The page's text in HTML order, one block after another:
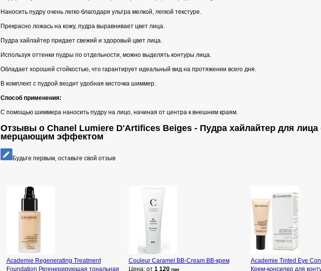
Наносить пудру очень легко благодаря ультра мелкой, легкой текстуре.
Прекрасно ложась на кожу, пудра выравнивает цвет лица.
Пудра хайлайтер придает свежий и здоровый цвет лица.
Используя оттенки пудры по отдельности, можно выделять контуры лица.
Обладает хорошей стойкостью, что гарантирует идеальный вид на протяжении всего дня.
В комплект с пудрой входит удобная кисточка шиммер.
Способ применения:
С помощью шиммера наносить пудру на лицо, начиная от центра к внешним краям.
Отзывы о Chanel Lumiere D'Artifices Beiges - Пудра хайлайтер для лица
мерцающим эффектом
Будьте первым, оставьте свой отзыв
Academie Regenerating Treatment
Foundation Регенерирующая тональная
Couleur Caramel BB-Cream ВВ-крем
Цена: от 1 120 грн
Academie Tinted Eye
Крем-консилер для